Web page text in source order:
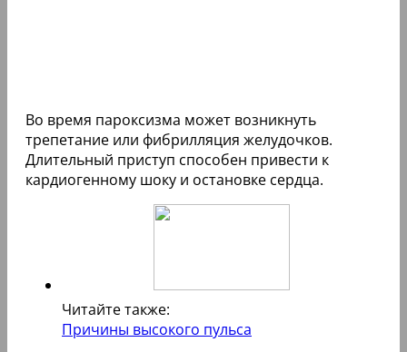
Во время пароксизма может возникнуть
трепетание или фибрилляция желудочков.
Длительный приступ способен привести к
кардиогенному шоку и остановке сердца.
Читайте также:
Причины высокого пульса